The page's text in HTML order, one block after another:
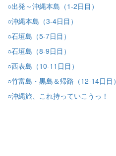
○出発～沖縄本島（1-2日目）
○沖縄本島（3-4日目）
○石垣島（5-7日目）
○石垣島（8-9日目）
○西表島（10-11日目）
○竹富島・黒島＆帰路（12-14日目）
○沖縄旅、これ持っていこうっ！